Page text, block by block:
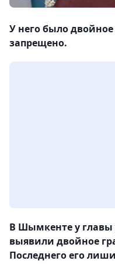
У него было
запрещено.
В Шымкенте у главы
выявили двойное
Последнего его